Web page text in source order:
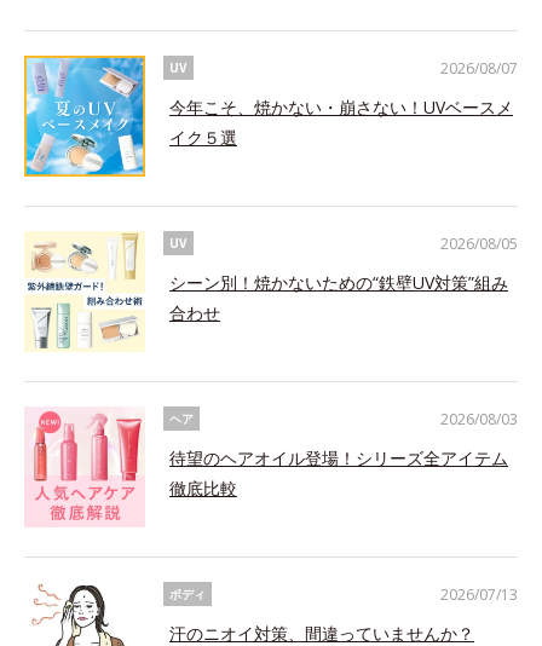
UV
今年こそ、焼かない・崩さない！UVベースメ
イク５選
2026/08/07
UV
シーン別！焼かないための“鉄壁UV対策”組み
合わせ
2026/08/05
ヘア
待望のヘアオイル登場！シリーズ全アイテム
徹底比較
2026/08/03
ボディ
汗のニオイ対策、間違っていませんか？
2026/07/13